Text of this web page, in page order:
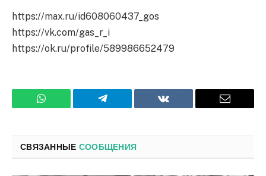
https://max.ru/id608060437_gos
https://vk.com/gas_r_i
https://ok.ru/profile/589986652479
WhatsApp Телеграмм ВКонтакте
СВЯЗАННЫЕ СООБЩЕНИЯ